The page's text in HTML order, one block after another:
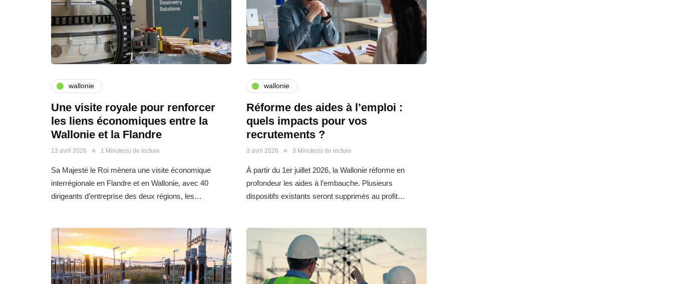
wallonie
Une visite royale pour renforcer
les liens économiques entre la
Wallonie et la Flandre
13 avril 2026 1 Minute(s) de lecture
Sa Majesté le Roi mènera une visite économique
interrégionale en Flandre et en Wallonie, avec 40
dirigeants d’entreprise des deux régions, les…
wallonie
Réforme des aides à l’emploi :
quels impacts pour vos
recrutements ?
3 avril 2026 3 Minute(s) de lecture
À partir du 1er juillet 2026, la Wallonie réforme en
profondeur les aides à l’embauche. Plusieurs
dispositifs existants seront supprimés au profit…